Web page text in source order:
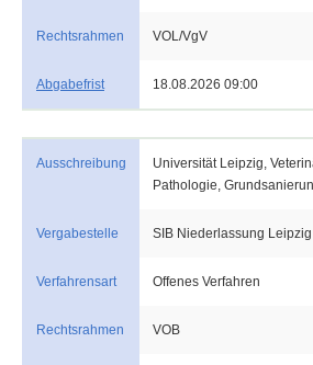
Rechtsrahmen VOL/VgV
Abgabefrist 18.08.2026 09:00
Ausschreibung
Universität Leipzig,
Pathologie,
Vergabestelle SIB Niederlassung Leipzig
Verfahrensart Offenes Verfahren
Rechtsrahmen VOB